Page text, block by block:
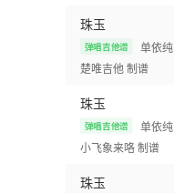
珠玉
弹唱吉他谱 单依纯
楚唯吉他制谱
珠玉
弹唱吉他谱 单依纯
小飞象来咯制谱
珠玉